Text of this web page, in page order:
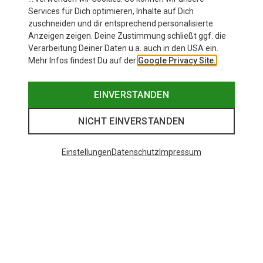
Services für Dich optimieren, Inhalte auf Dich
zuschneiden und dir entsprechend personalisierte
Anzeigen zeigen. Deine Zustimmung schließt ggf. die
Verarbeitung Deiner Daten u.a. auch in den USA ein.
Mehr Infos findest Du auf der Google Privacy Site.
EINVERSTANDEN
NICHT EINVERSTANDEN
EinstellungenDatenschutz Impressum